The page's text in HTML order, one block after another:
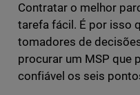
Contratar o melhor
tarefa fácil. É por isso
tomadores de
procurar um MSP que
confiável os seis